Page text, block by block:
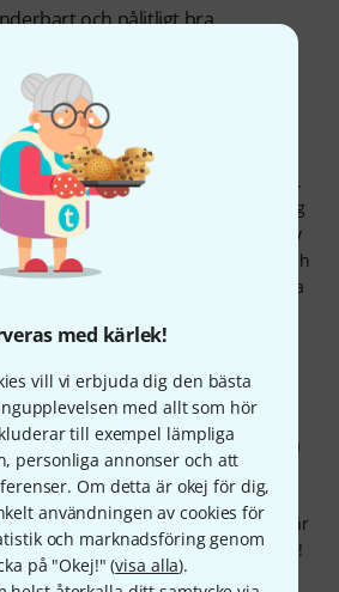
med kärlek!
vill vi erbjuda dig den bästa
med allt som hör
till exempel lämpliga
personliga annonser och att
Om detta är okej för dig,
användningen av cookies för
och marknadsföring genom
på "Okej!" (visa alla).
och pålitligt bra
strängar på min fiol i många år.
ett varmt men ändå briljant ljud. Jag
på en mindre perfekt fiol och blev
det lät. Jag föredrar också Evah
de håller sin stämning väldigt bra
Stämningen förblir ganska stabil
ovanligt väder, eller i
är otroligt användbart när man
festivalsäsongen. De erbjuder
Jag rekommenderar också
elever om de är villiga att investera
och/eller vill förbättra ljudet på sin
belönas med ett unikt ljud (ett jag
med dyrare strängar). Dessutom är
spela på. Och de är väldigt hållbara!
gå sönder ofta. Evah Pirazzi-